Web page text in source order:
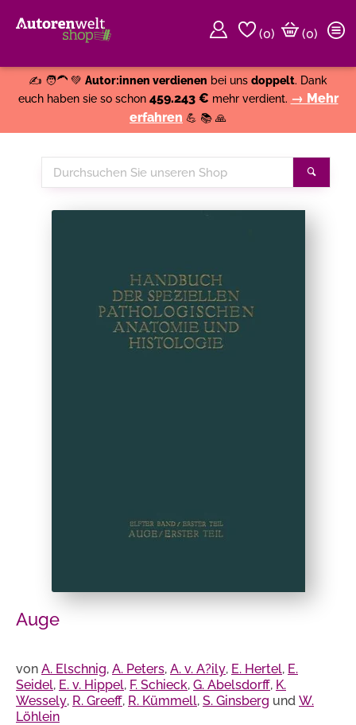
(0)
(0)
✍️ 🧑‍🦱 💚 Autor:innen verdienen bei uns doppelt. Dank
euch haben sie so schon 459.243 € mehr verdient. → Mehr
erfahren 💪 📚 🙏
Durchsuchen
Sie
Auge
von A. Elschnig, A. Peters, A. v. A?ily, E. Hertel, E.
Seidel, E. v. Hippel, F. Schieck, G. Abelsdorff, K.
Wessely, R. Greeff, R. Kümmell, S. Ginsberg und W.
Löhlein